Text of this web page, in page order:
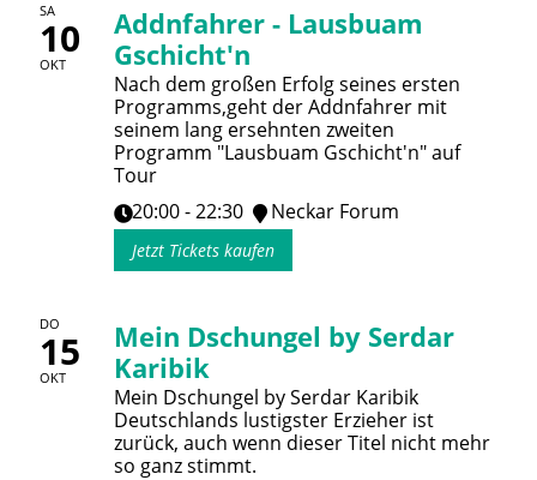
SA
10
OKT
Addnfahrer - Lausbuam
Gschicht'n
Nach dem großen Erfolg seines ersten
Programms,geht der Addnfahrer mit
seinem lang ersehnten zweiten
Programm "Lausbuam Gschicht'n" auf
Tour
20:00 - 22:30
Neckar Forum
Jetzt Tickets kaufen
DO
15
OKT
Mein Dschungel by Serdar
Karibik
Mein Dschungel by Serdar Karibik
Deutschlands lustigster Erzieher ist
zurück, auch wenn dieser Titel nicht mehr
so ganz stimmt.